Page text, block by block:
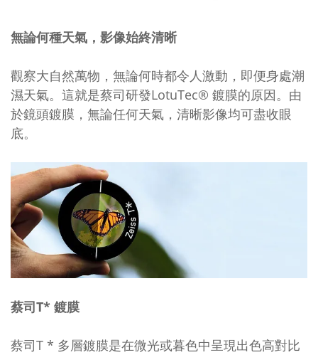
無論何種天氣，影像始終清晰
觀察大自然萬物，無論何時都令人激動，即便身處潮
濕天氣。這就是蔡司研發LotuTec® 鍍膜的原因。由
於鏡頭鍍膜，無論任何天氣，清晰影像均可盡收眼
底。
蔡司T* 鍍膜
蔡司T * 多層鍍膜是在微光或暮色中呈現出色高對比